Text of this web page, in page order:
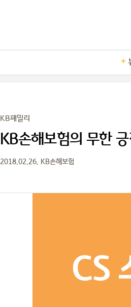
KB패밀리
KB손해보험의 무한
2018.02.26. KB손해보험